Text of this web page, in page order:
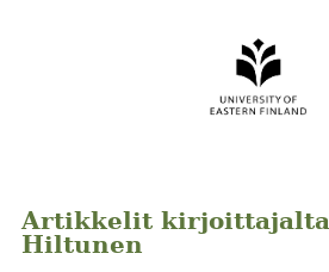
Artikkelit kirjoittajalta
Hiltunen